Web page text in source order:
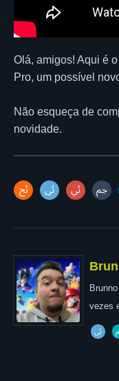
Olá, amigos! Aqui é
Pro, um possível
Não esqueça de
novidade.
vezes